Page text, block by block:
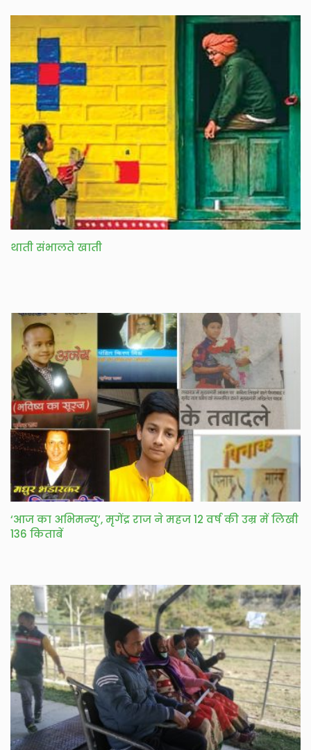
थाती संभालते खाती
‘आज का अभिमन्यु’, मृगेंद्र राज ने महज 12 वर्ष की उम्र में लिखी
136 किताबें